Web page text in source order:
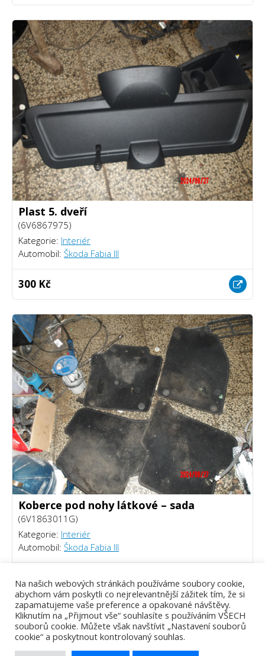
Plast 5. dveří
(6V6867975)
Kategorie: Interiér
Automobil: Škoda Fabia III
300 Kč
Koberce pod nohy látkové – sada
(6V1863011G)
Kategorie: Interiér
Automobil: Škoda Fabia III
400 Kč
Na našich webových stránkách používáme soubory cookie,
abychom vám poskytli co nejrelevantnější zážitek tím, že si
zapamatujeme vaše preference a opakované návštěvy.
Kliknutím na „Přijmout vše“ souhlasíte s používáním VŠECH
souborů cookie. Můžete však navštívit „Nastavení souborů
cookie“ a poskytnout kontrolovaný souhlas.